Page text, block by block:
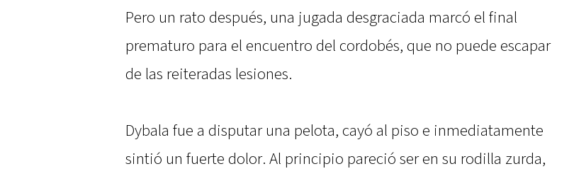
Pero un rato después, una jugada desgraciada marcó el final
prematuro para el encuentro del cordobés, que no puede escapar
de las reiteradas lesiones.
Dybala fue a disputar una pelota, cayó al piso e inmediatamente
sintió un fuerte dolor. Al principio pareció ser en su rodilla zurda,